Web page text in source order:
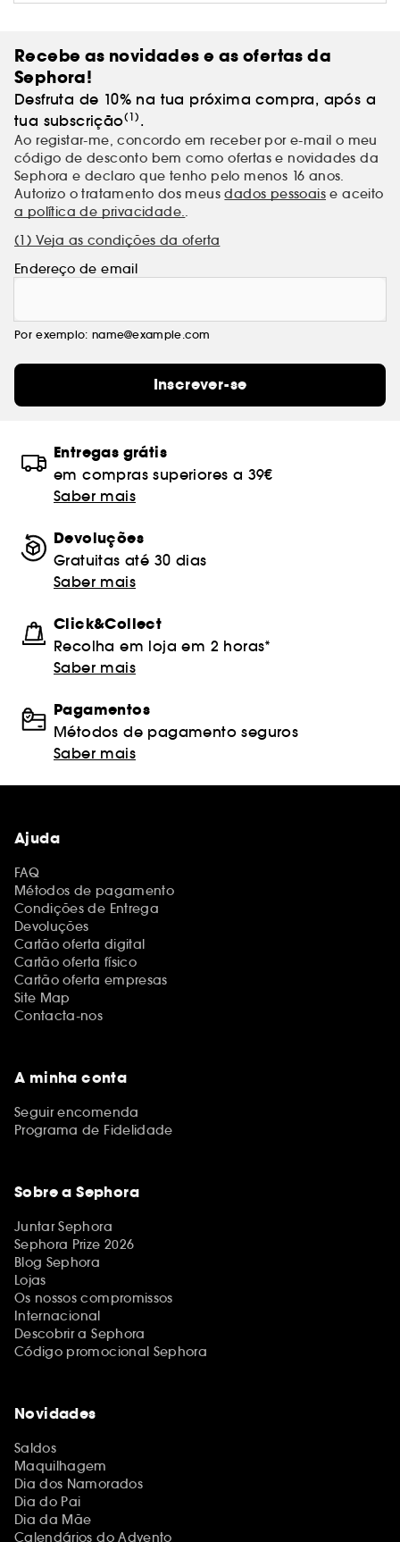
Recebe as novidades e as ofertas da
Sephora!
Desfruta de 10% na tua próxima compra, após a
tua subscrição(1) .
Ao registar-me, concordo em receber por e-mail o meu
código de desconto bem como ofertas e novidades da
Sephora e declaro que tenho pelo menos 16 anos.
Autorizo o tratamento dos meusdados pessoais e aceito
a política de privacidade..
(1) Veja as condições da oferta
Endereço de email
Por exemplo: name@example.com
Inscrever-se
Entregas grátis
em compras superiores a 39€
Saber mais
Devoluções
Gratuitas até 30 dias
Saber mais
Click&Collect
Recolha em loja em 2 horas*
Saber mais
Pagamentos
Métodos de pagamento seguros
Saber mais
Ajuda
FAQ
Métodos de pagamento
Condições de Entrega
Devoluções
Cartão oferta digital
Cartão oferta físico
Cartão oferta empresas
Site Map
Contacta-nos
A minha conta
Seguir encomenda
Programa de Fidelidade
Sobre a Sephora
Juntar Sephora
Sephora Prize 2026
Blog Sephora
Lojas
Os nossos compromissos
Internacional
Descobrir a Sephora
Código promocional Sephora
Novidades
Saldos
Maquilhagem
Dia dos Namorados
Dia do Pai
Dia da Mãe
Calendários do Advento